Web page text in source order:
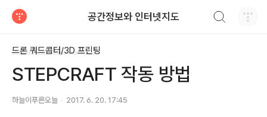
공간정보와 인터넷지도
드론 쿼드콥터/3D 프린팅
STEPCRAFT 작동 방법
하늘이푸른오늘 2017. 6. 20. 17:45